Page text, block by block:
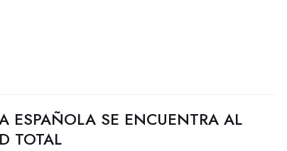
ESPAÑOLA SE ENCUENTRA AL
TOTAL